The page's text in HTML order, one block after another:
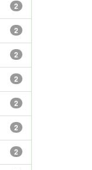
2
2
2
2
2
2
2